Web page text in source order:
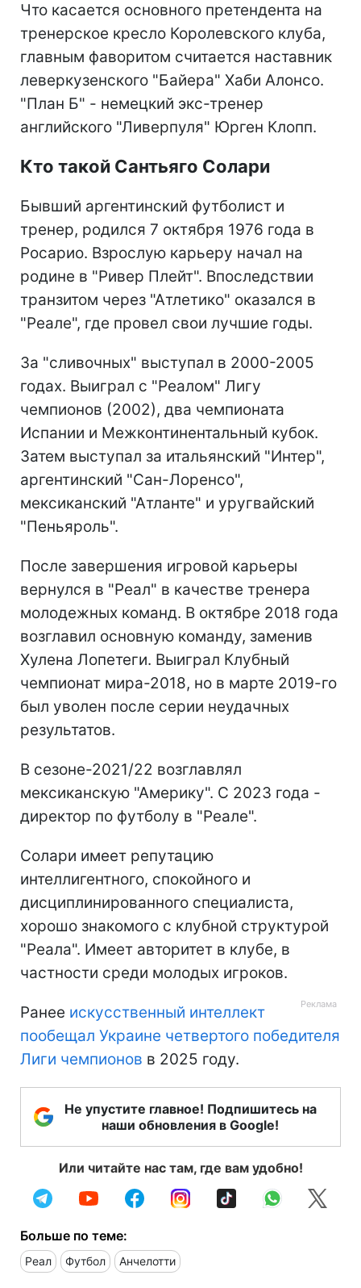
Что касается основного претендента на
тренерское кресло Королевского клуба,
главным фаворитом считается наставник
леверкузенского "Байера" Хаби Алонсо.
"План Б" - немецкий экс-тренер
английского "Ливерпуля" Юрген Клопп.
Кто такой Сантьяго Солари
Бывший аргентинский футболист и
тренер, родился 7 октября 1976 года в
Росарио. Взрослую карьеру начал на
родине в "Ривер Плейт". Впоследствии
транзитом через "Атлетико" оказался в
"Реале", где провел свои лучшие годы.
За "сливочных" выступал в 2000-2005
годах. Выиграл с "Реалом" Лигу
чемпионов (2002), два чемпионата
Испании и Межконтинентальный кубок.
Затем выступал за итальянский "Интер",
аргентинский "Сан-Лоренсо",
мексиканский "Атланте" и уругвайский
"Пеньяроль".
После завершения игровой карьеры
вернулся в "Реал" в качестве тренера
молодежных команд. В октябре 2018 года
возглавил основную команду, заменив
Хулена Лопетеги. Выиграл Клубный
чемпионат мира-2018, но в марте 2019-го
был уволен после серии неудачных
результатов.
В сезоне-2021/22 возглавлял
мексиканскую "Америку". С 2023 года -
директор по футболу в "Реале".
Солари имеет репутацию
интеллигентного, спокойного и
дисциплинированного специалиста,
хорошо знакомого с клубной структурой
"Реала". Имеет авторитет в клубе, в
частности среди молодых игроков.
Ранее искусственный интеллект
пообещал Украине четвертого победителя
Лиги чемпионов в 2025 году.
Не упустите главное! Подпишитесь на
наши обновления в Google!
Или читайте нас там, где вам удобно!
Больше по теме:
Реал Футбол Анчелотти